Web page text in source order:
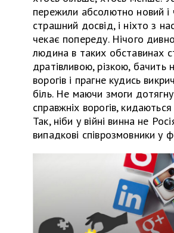
пережили абсолютно новий і
страшний досвід, і ніхто з
чекає попереду. Нічого
людина в таких обставинах
дратівливою, різкою, бачить
ворогів і прагне кудись
біль. Не маючи змоги
справжніх ворогів,
Так, ніби у війні винна не
випадкові співрозмовники у